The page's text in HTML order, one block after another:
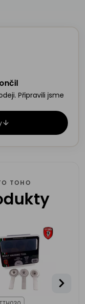
Připravili jsme
TOHO